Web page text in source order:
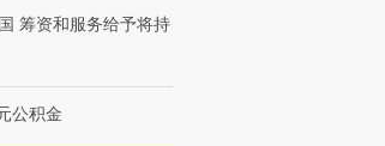
筹资和服务给予将持
公积金